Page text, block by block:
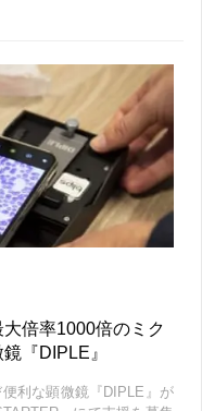
倍率1000倍のミク
『DIPLE』
利な顕微鏡『DIPLE』が